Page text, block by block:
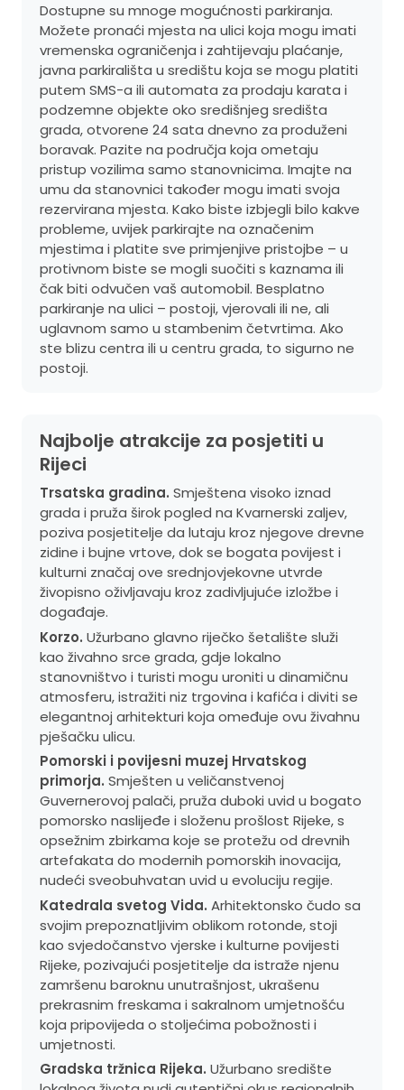
Dostupne su mnoge mogućnosti parkiranja.
Možete pronaći mjesta na ulici koja mogu imati
vremenska ograničenja i zahtijevaju plaćanje,
javna parkirališta u središtu koja se mogu platiti
putem SMS-a ili automata za prodaju karata i
podzemne objekte oko središnjeg središta
grada, otvorene 24 sata dnevno za produženi
boravak. Pazite na područja koja ometaju
pristup vozilima samo stanovnicima. Imajte na
umu da stanovnici također mogu imati svoja
rezervirana mjesta. Kako biste izbjegli bilo kakve
probleme, uvijek parkirajte na označenim
mjestima i platite sve primjenjive pristojbe – u
protivnom biste se mogli suočiti s kaznama ili
čak biti odvučen vaš automobil. Besplatno
parkiranje na ulici – postoji, vjerovali ili ne, ali
uglavnom samo u stambenim četvrtima. Ako
ste blizu centra ili u centru grada, to sigurno ne
postoji.
Najbolje atrakcije za posjetiti u
Rijeci
Trsatska gradina. Smještena visoko iznad
grada i pruža širok pogled na Kvarnerski zaljev,
poziva posjetitelje da lutaju kroz njegove drevne
zidine i bujne vrtove, dok se bogata povijest i
kulturni značaj ove srednjovjekovne utvrde
živopisno oživljavaju kroz zadivljujuće izložbe i
događaje.
Korzo. Užurbano glavno riječko šetalište služi
kao živahno srce grada, gdje lokalno
stanovništvo i turisti mogu uroniti u dinamičnu
atmosferu, istražiti niz trgovina i kafića i diviti se
elegantnoj arhitekturi koja omeđuje ovu živahnu
pješačku ulicu.
Pomorski i povijesni muzej Hrvatskog
primorja. Smješten u veličanstvenoj
Guvernerovoj palači, pruža duboki uvid u bogato
pomorsko naslijeđe i složenu prošlost Rijeke, s
opsežnim zbirkama koje se protežu od drevnih
artefakata do modernih pomorskih inovacija,
nudeći sveobuhvatan uvid u evoluciju regije.
Katedrala svetog Vida. Arhitektonsko čudo sa
svojim prepoznatljivim oblikom rotonde, stoji
kao svjedočanstvo vjerske i kulturne povijesti
Rijeke, pozivajući posjetitelje da istraže njenu
zamršenu baroknu unutrašnjost, ukrašenu
prekrasnim freskama i sakralnom umjetnošću
koja pripovijeda o stoljećima pobožnosti i
umjetnosti.
Gradska tržnica Rijeka. Užurbano središte